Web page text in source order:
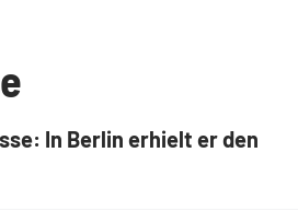
In Berlin erhielt er den